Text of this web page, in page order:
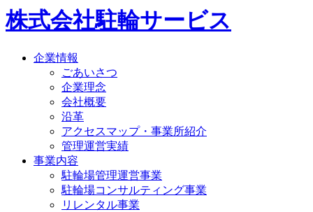
株式会社駐輪サービス
企業情報
ごあいさつ
企業理念
会社概要
沿革
アクセスマップ・事業所紹介
管理運営実績
事業内容
駐輪場管理運営事業
駐輪場コンサルティング事業
リレンタル事業